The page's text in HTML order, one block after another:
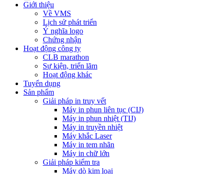
Giới thiệu
Về VMS
Lịch sử phát triển
Ý nghĩa logo
Chứng nhận
Hoạt động công ty
CLB marathon
Sự kiện, triển lãm
Hoạt động khác
Tuyển dụng
Sản phẩm
Giải pháp in truy vết
Máy in phun liên tục (CIJ)
Máy in phun nhiệt (TIJ)
Máy in truyền nhiệt
Máy khắc Laser
Máy in tem nhãn
Máy in chữ lớn
Giải pháp kiểm tra
Máy dò kim loại